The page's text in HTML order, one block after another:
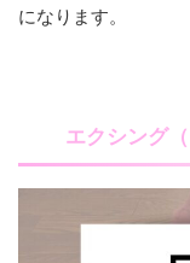
になります。
エクシング